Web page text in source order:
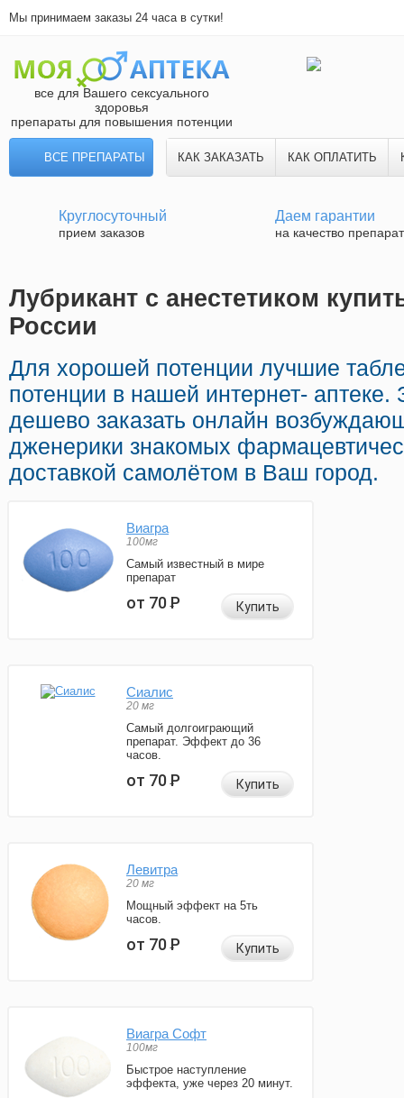
Мы принимаем заказы 24 часа в сутки!
все для Вашего сексуального
здоровья
препараты для повышения потенции
ВСЕ ПРЕПАРАТЫ КАК ЗАКАЗАТЬ КАК ОПЛАТИТЬ
Круглосуточный
прием заказов
Даем гарантии
на качество
Лубрикант с анестетиком
России
Для хорошей потенции лучшие
потенции в нашей интернет-
дешево заказать онлайн
дженерики знакомых
доставкой самолётом в Ваш город.
Виагра
100мг
Самый известный в мире
препарат
от 70Р Купить
Сиалис
20 мг
Самый долгоиграющий
препарат. Эффект до 36
часов.
от 70Р Купить
Левитра
20 мг
Мощный эффект на 5ть
часов.
от 70Р Купить
Виагра Софт
100мг
Быстрое наступление
эффекта, уже через 20 минут.